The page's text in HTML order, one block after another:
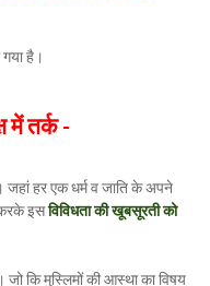
गया है।
में तर्क -
जहां हर एक धर्म व जाति के अपने
करके इसविविधता की खूबसूरती को
कि मुस्लिमों की आस्था का विषय